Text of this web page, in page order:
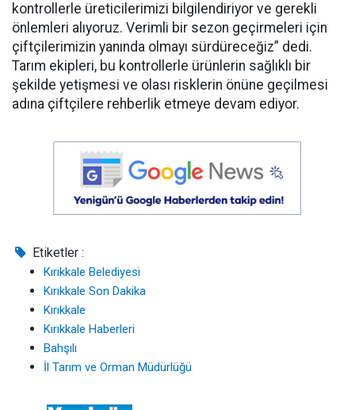
kontrollerle üreticilerimizi bilgilendiriyor ve gerekli
önlemleri alıyoruz. Verimli bir sezon geçirmeleri için
çiftçilerimizin yanında olmayı sürdüreceğiz” dedi.
Tarım ekipleri, bu kontrollerle ürünlerin sağlıklı bir
şekilde yetişmesi ve olası risklerin önüne geçilmesi
adına çiftçilere rehberlik etmeye devam ediyor.
Etiketler :
Kırıkkale Belediyesi
Kırıkkale Son Dakika
Kırıkkale
Kırıkkale Haberleri
Bahşılı
İl Tarım ve Orman Müdürlüğü